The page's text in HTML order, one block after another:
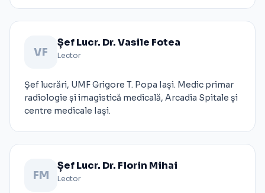
VF
Șef Lucr. Dr. Vasile Fotea
Lector
Șef lucrări, UMF Grigore T. Popa Iași. Medic primar
radiologie și imagistică medicală, Arcadia Spitale și
centre medicale Iași.
FM
Șef Lucr. Dr. Florin Mihai
Lector